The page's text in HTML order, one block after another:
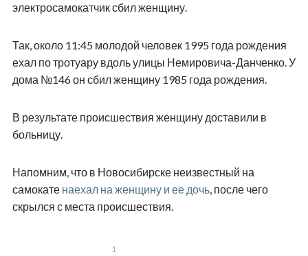
электросамокатчик сбил женщину.
Так, около 11:45 молодой человек 1995 года рождения
ехал по тротуару вдоль улицы Немировича-Данченко. У
дома №146 он сбил женщину 1985 года рождения.
В результате происшествия женщину доставили в
больницу.
Напомним, что в Новосибирске неизвестный на
самокате наехал на женщину и ее дочь, после чего
скрылся с места происшествия.
1